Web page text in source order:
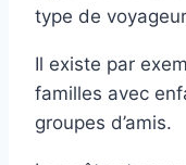
type de
Il existe par
familles avec
groupes d’amis.